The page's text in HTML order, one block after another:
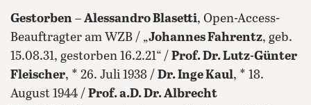
Gestorben – Alessandro Blasetti, Open-Access-
Beauftragter am WZB / „Johannes Fahrentz, geb.
15.08.31, gestorben 16.2.21“ / Prof. Dr. Lutz-Günter
Fleischer, * 26. Juli 1938 / Dr. Inge Kaul, * 18.
August 1944 / Prof. a.D. Dr. Albrecht